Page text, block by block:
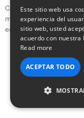
CASAFARI Agentic AI:
moderno En sintonía
estratégico, CASAFARI
Este sitio web usa
experiencia del
sitio web, usted
acuerdo con nuestra
Read more
ACEPTAR TODO
COOKIES